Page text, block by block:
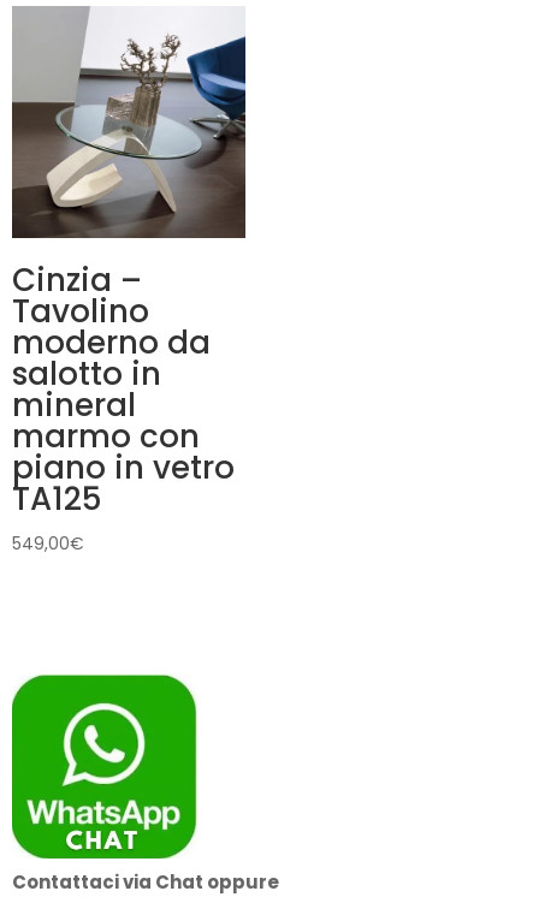
Cinzia –
Tavolino
moderno da
salotto in
mineral
marmo con
piano in vetro
TA125
549,00€
Contattaci via Chat oppure